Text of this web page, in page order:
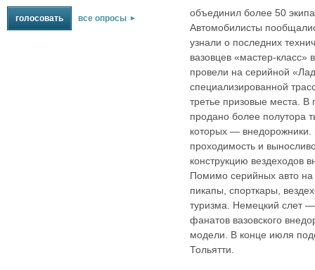
все опросы
объединил более 50
Автомобилисты
узнали о последних
вазовцев «мастер-
провели на серийной
специализированной
третье призовые места.
продано более полутора
которых —
проходимость и
конструкцию вездеходов
Помимо серийных авто
пикапы, спорткары,
туризма. Немецкий слет
фанатов вазовского
модели. В конце июля
Тольятти.